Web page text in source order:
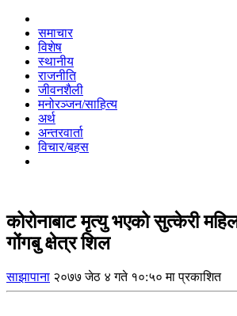
समाचार
विशेष
स्थानीय
राजनीति
जीवनशैली
मनोरञ्जन/साहित्य
अर्थ
अन्तरवार्ता
विचार/बहस
कोरोनाबाट मृत्यु भएको सुत्केरी
गोंगबु क्षेत्र शिल
साझापाना २०७७ जेठ ४ गते १०:५० मा प्रकाशित